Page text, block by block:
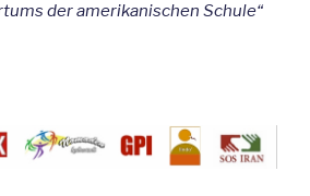
der amerikanischen Schule“